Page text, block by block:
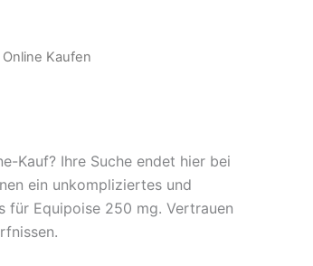
Kaufen
Kauf? Ihre Suche endet hier bei
ein unkompliziertes und
für Equipoise 250 mg. Vertrauen